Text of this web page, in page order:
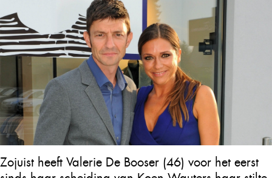
Zojuist heeft Valerie De Booser (46) voor het eerst